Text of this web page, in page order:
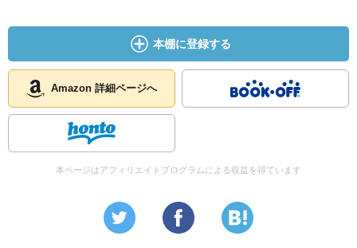
本棚に登録する
Amazon 詳細ページへ
本ページはアフィリエイトプログラムによる収益を得ています